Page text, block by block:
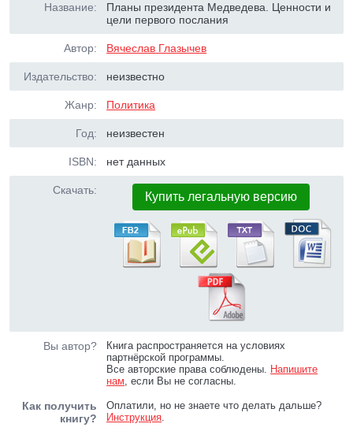
Название:
Планы президента Медведева. Ценности и
цели первого послания
Автор: Вячеслав Глазычев
Издательство: неизвестно
Жанр: Политика
Год: неизвестен
ISBN: нет данных
Скачать: Купить легальную версию
Вы автор?
Книга распространяется на условиях
партнёрской программы.
Все авторские права соблюдены. Напишите
нам, если Вы не согласны.
Как получить
книгу?
Оплатили, но не знаете что делать дальше?
Инструкция.